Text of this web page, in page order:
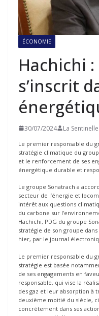
ÉCONOMIE
Hachichi
s’inscrit
30/07/2024 La Sentinelle
Le premier responsable du
stratégie climatique du
et le renforcement de ses
énergétique durable et
Le groupe Sonatrach a
secteur de l’énergie et
intérêt aux questions
du carbone sur
Hachichi, PDG du groupe
stratégie de son groupe
hier, par le journal
Le premier responsable du
stratégie est basée
de ses engagements en
responsable, qui vise la
des gaz et leur absorption à
deuxième moitié du siècle,
concrètement dans ses